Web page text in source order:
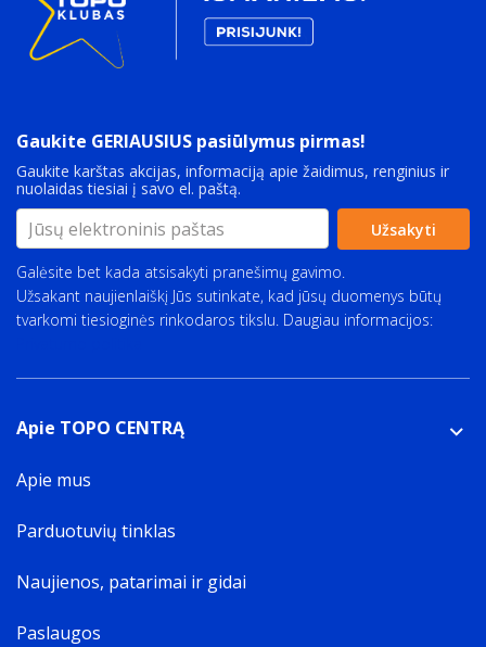
Gaukite GERIAUSIUS pasiūlymus pirmas!
Gaukite karštas akcijas, informaciją apie žaidimus, renginius ir
nuolaidas tiesiai į savo el. paštą.
Užsakyti
Galėsite bet kada atsisakyti pranešimų gavimo.
Užsakant naujienlaiškį Jūs sutinkate, kad jūsų duomenys būtų
tvarkomi tiesioginės rinkodaros tikslu. Daugiau informacijos:
Apie TOPO CENTRĄ
Apie mus
Parduotuvių tinklas
Naujienos, patarimai ir gidai
Paslaugos